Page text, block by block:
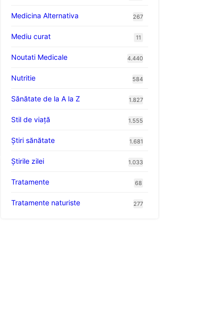
Medicina Alternativa 267
Mediu curat 11
Noutati Medicale 4.440
Nutritie 584
Sănătate de la A la Z 1.827
Stil de viaţă 1.555
Ştiri sănătate 1.681
Știrile zilei 1.033
Tratamente 68
Tratamente naturiste 277